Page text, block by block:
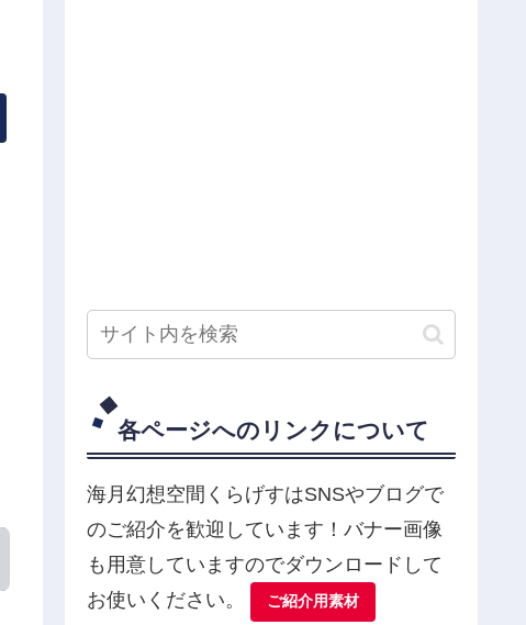
各ページへのリンクについて
海月幻想空間くらげすはSNSやブログで
のご紹介を歓迎しています！バナー画像
も用意していますのでダウンロードして
お使いください。
ご紹介用素材